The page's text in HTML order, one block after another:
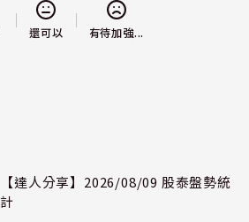
還可以 有待加強...
【達人分享】2026/08/09 股泰盤勢統
計